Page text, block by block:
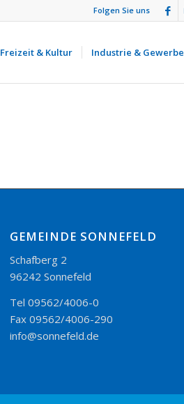
Folgen Sie uns
Freizeit & Kultur Industrie & Gewerbe
GEMEINDE SONNEFELD
Schafberg 2
96242 Sonnefeld
Tel 09562/4006-0
Fax 09562/4006-290
info@sonnefeld.de